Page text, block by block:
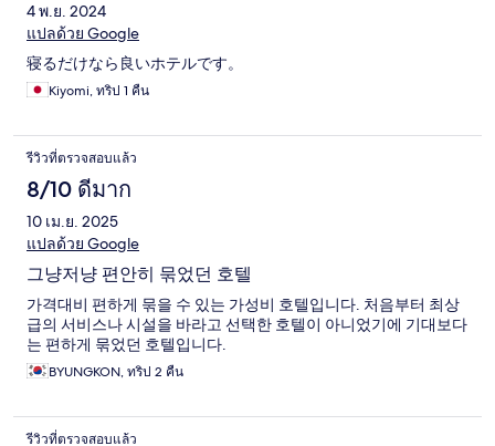
4 พ.ย. 2024
แปลด้วย Google
寝るだけなら良いホテルです。
Kiyomi, ทริป 1 คืน
รีวิวที่ตรวจสอบแล้ว
8/10 ดีมาก
10 เม.ย. 2025
แปลด้วย Google
그냥저냥 편안히 묶었던 호텔
가격대비 편하게 묶을 수 있는 가성비 호텔입니다. 처음부터 최상
급의 서비스나 시설을 바라고 선택한 호텔이 아니었기에 기대보다
는 편하게 묶었던 호텔입니다.
BYUNGKON, ทริป 2 คืน
รีวิวที่ตรวจสอบแล้ว